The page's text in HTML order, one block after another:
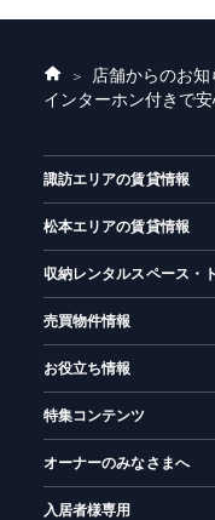
ホ
ー
店舗からのお知
インターホン付きで
諏訪エリアの賃貸情報
松本エリアの賃貸情報
収納レンタルスペース・
売買物件情報
お役立ち情報
特集コンテンツ
オーナーのみなさまへ
入居者様専用